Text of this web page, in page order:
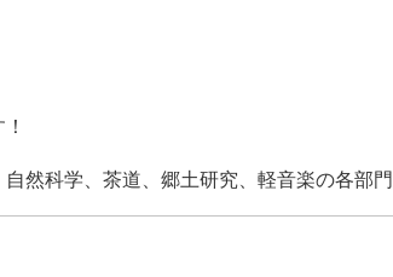
然科学、茶道、郷土研究、軽音楽の各部門